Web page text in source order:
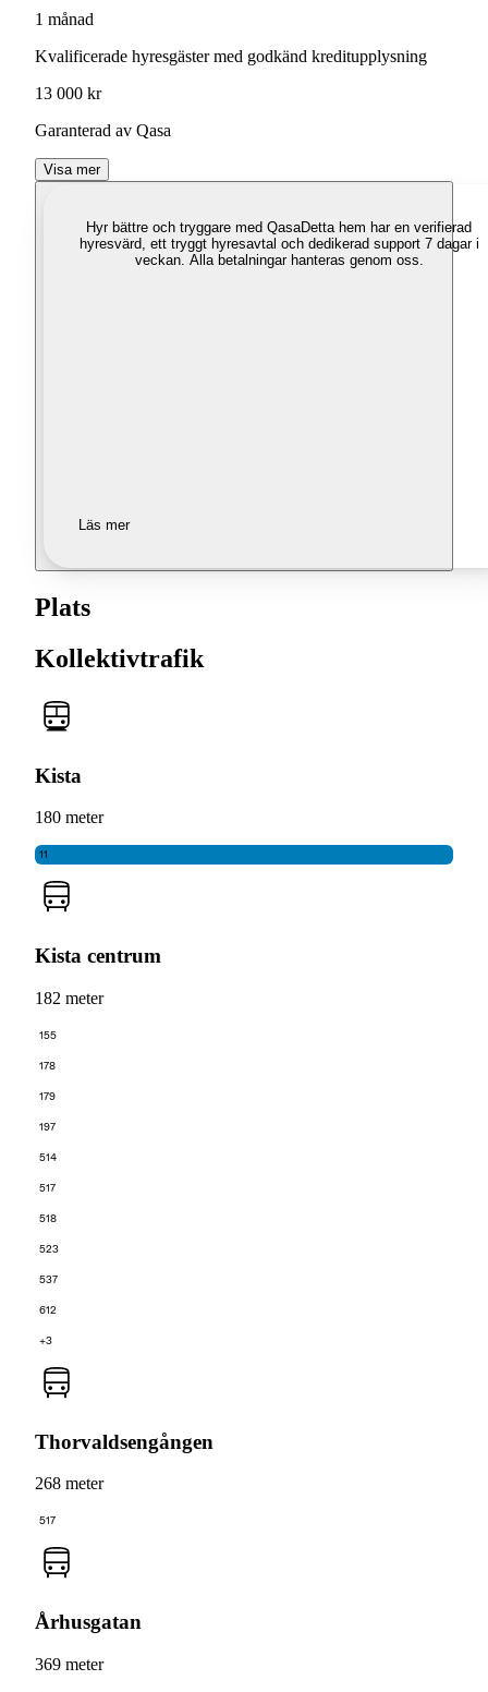
1 månad
Kvalificerade hyresgäster med godkänd kreditupplysning
13 000 kr
Garanterad av Qasa
Visa mer
Hyr bättre och tryggare med QasaDetta hem har en verifierad
hyresvärd, ett tryggt hyresavtal och dedikerad support 7 dagar i
veckan. Alla betalningar hanteras genom oss.
Läs mer
Plats
Kollektivtrafik
Kista
180 meter
11
Kista centrum
182 meter
155
178
179
197
514
517
518
523
537
612
+3
Thorvaldsengången
268 meter
517
Århusgatan
369 meter